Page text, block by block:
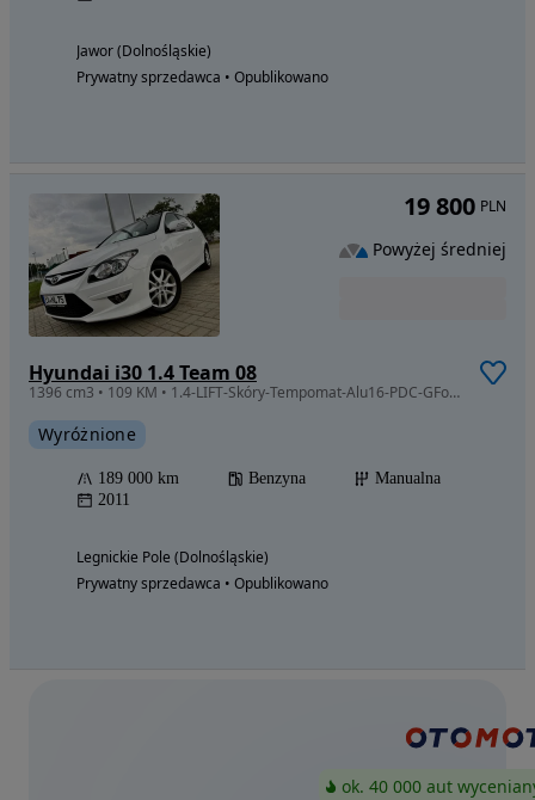
Jawor (Dolnośląskie)
Prywatny sprzedawca • Opublikowano
Hyundai i30 1.4 Team 08
1396 cm3 • 109 KM • 1.4-LIFT-Skóry-Tempomat-Alu16-PDC-GFotele-4ElSzyby-Soczewka-SkłLusterk
Wyróżnione
189 000 km Benzyna
Manualna
2011
Legnickie Pole (Dolnośląskie)
Prywatny sprzedawca • Opublikowano
19 800 PLN
Powyżej średniej
ok. 40 000 aut